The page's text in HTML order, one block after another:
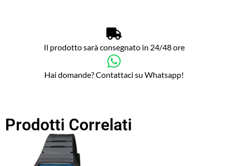
Il prodotto sarà consegnato in 24/48 ore
Hai domande? Contattaci su Whatsapp!
Prodotti Correlati